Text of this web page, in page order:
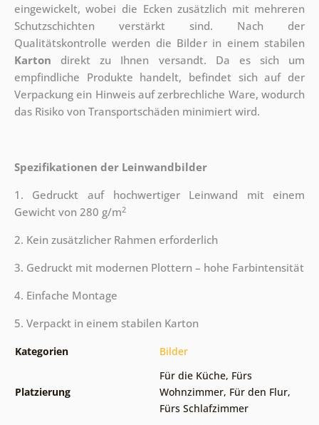
eingewickelt, wobei die Ecken zusätzlich mit mehreren
Schutzschichten verstärkt sind. Nach der
Qualitätskontrolle werden die Bilder in einem stabilen
Karton direkt zu Ihnen versandt. Da es sich um
empfindliche Produkte handelt, befindet sich auf der
Verpackung ein Hinweis auf zerbrechliche Ware, wodurch
das Risiko von Transportschäden minimiert wird.
Spezifikationen der Leinwandbilder
1. Gedruckt auf hochwertiger Leinwand mit einem
Gewicht von 280 g/m2
2. Kein zusätzlicher Rahmen erforderlich
3. Gedruckt mit modernen Plottern – hohe Farbintensität
4. Einfache Montage
5. Verpackt in einem stabilen Karton
Kategorien Bilder
Platzierung
Für die Küche, Fürs
Wohnzimmer, Für den Flur,
Fürs Schlafzimmer